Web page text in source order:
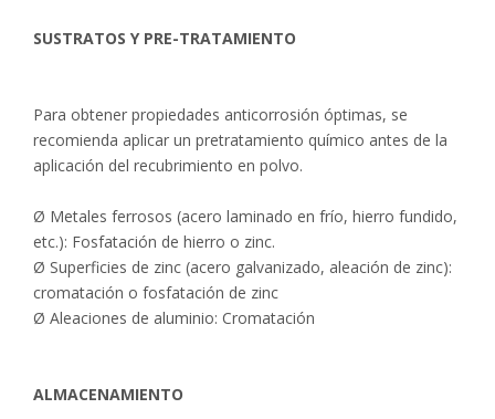
SUSTRATOS Y PRE-TRATAMIENTO
Para obtener propiedades anticorrosión óptimas, se
recomienda aplicar un pretratamiento químico antes de la
aplicación del recubrimiento en polvo.
Ø Metales ferrosos (acero laminado en frío, hierro fundido,
etc.): Fosfatación de hierro o zinc.
Ø Superficies de zinc (acero galvanizado, aleación de zinc):
cromatación o fosfatación de zinc
Ø Aleaciones de aluminio: Cromatación
ALMACENAMIENTO